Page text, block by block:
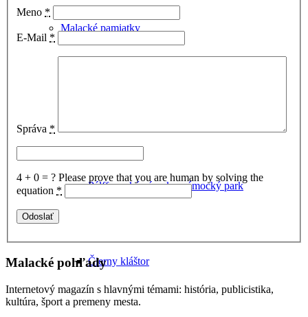
Malacké pamiatky
Pálffyovský zámok a zámocký park
Čierny kláštor
Meno *
E-Mail *
Správa *
4 + 0 = ? Please prove that you are human by solving the
equation *
Malacké pohľady
Internetový magazín s hlavnými témami: história, publicistika,
kultúra, šport a premeny mesta.